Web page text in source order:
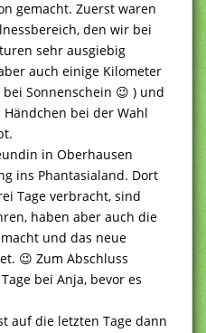
gemacht. Zuerst waren
den wir bei
sehr ausgiebig
auch einige Kilometer
Sonnenschein 😉 ) und
bei der Wahl
in Oberhausen
ins Phantasialand. Dort
Tage verbracht, sind
haben aber auch die
und das neue
😉 Zum Abschluss
bei Anja, bevor es
auf die letzten Tage dann